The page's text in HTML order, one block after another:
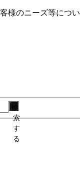
様のニーズ等につ
索
す
る